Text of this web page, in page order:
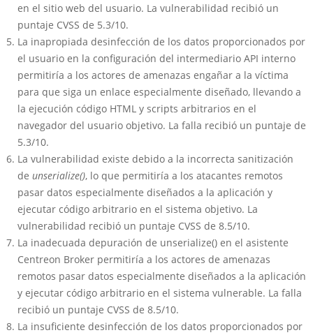
en el sitio web del usuario. La vulnerabilidad recibió un
puntaje CVSS de 5.3/10.
La inapropiada desinfección de los datos proporcionados por
el usuario en la configuración del intermediario API interno
permitiría a los actores de amenazas engañar a la víctima
para que siga un enlace especialmente diseñado, llevando a
la ejecución código HTML y scripts arbitrarios en el
navegador del usuario objetivo. La falla recibió un puntaje de
5.3/10.
La vulnerabilidad existe debido a la incorrecta sanitización
de unserialize(), lo que permitiría a los atacantes remotos
pasar datos especialmente diseñados a la aplicación y
ejecutar código arbitrario en el sistema objetivo. La
vulnerabilidad recibió un puntaje CVSS de 8.5/10.
La inadecuada depuración de unserialize() en el asistente
Centreon Broker permitiría a los actores de amenazas
remotos pasar datos especialmente diseñados a la aplicación
y ejecutar código arbitrario en el sistema vulnerable. La falla
recibió un puntaje CVSS de 8.5/10.
La insuficiente desinfección de los datos proporcionados por